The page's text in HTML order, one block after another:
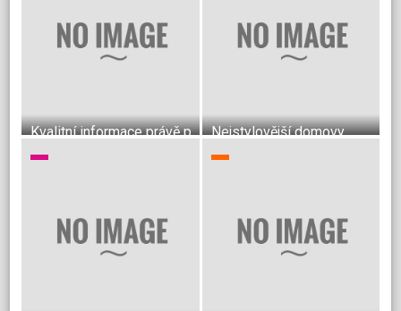
Kvalitní informace právě pro vásNejstylovější domovy